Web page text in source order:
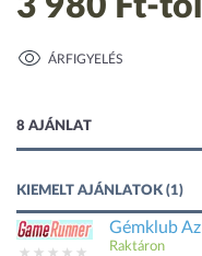
ÁRFIGYELÉS
8 AJÁNLAT
KIEMELT AJÁNLATOK (1)
Gémklub
Raktáron